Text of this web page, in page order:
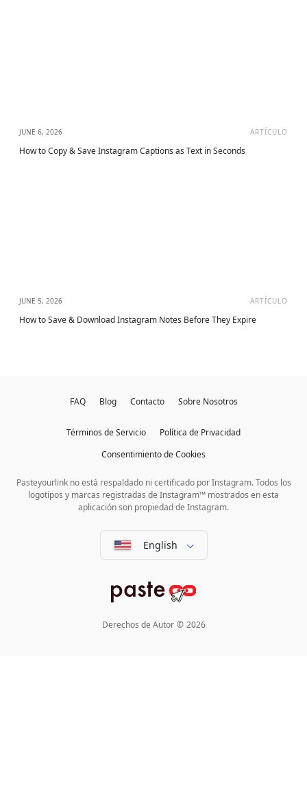
JUNE 6, 2026 ARTÍCULO
How to Copy & Save Instagram Captions as Text in Seconds
JUNE 5, 2026 ARTÍCULO
How to Save & Download Instagram Notes Before They Expire
English
Derechos de Autor © 2026
Pasteyourlink no está respaldado ni certificado por Instagram. Todos los
logotipos y marcas registradas de Instagram™ mostrados en esta
aplicación son propiedad de Instagram.
FAQ Blog Contacto Sobre Nosotros
Términos de Servicio
Política de Privacidad
Consentimiento de Cookies